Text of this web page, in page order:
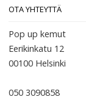
OTA YHTEYTTÄ
Pop up kemut
Eerikinkatu 12
00100 Helsinki
050 3090858